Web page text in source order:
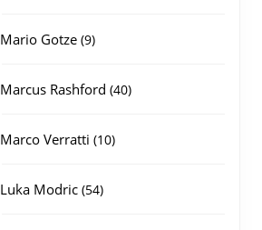
Mario Gotze 99
Marcus Rashford 4040
Marco Verratti 1010
Luka Modric 5454